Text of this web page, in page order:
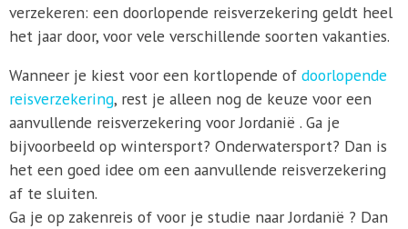
verzekeren: een doorlopende reisverzekering geldt heel
het jaar door, voor vele verschillende soorten vakanties.
Wanneer je kiest voor een kortlopende of doorlopende
reisverzekering, rest je alleen nog de keuze voor een
aanvullende reisverzekering voor Jordanië . Ga je
bijvoorbeeld op wintersport? Onderwatersport? Dan is
het een goed idee om een aanvullende reisverzekering
af te sluiten.
Ga je op zakenreis of voor je studie naar Jordanië ? Dan